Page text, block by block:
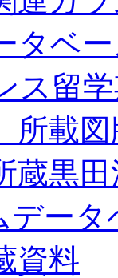
タベ
ス留
所載
蔵黒
データ
資料